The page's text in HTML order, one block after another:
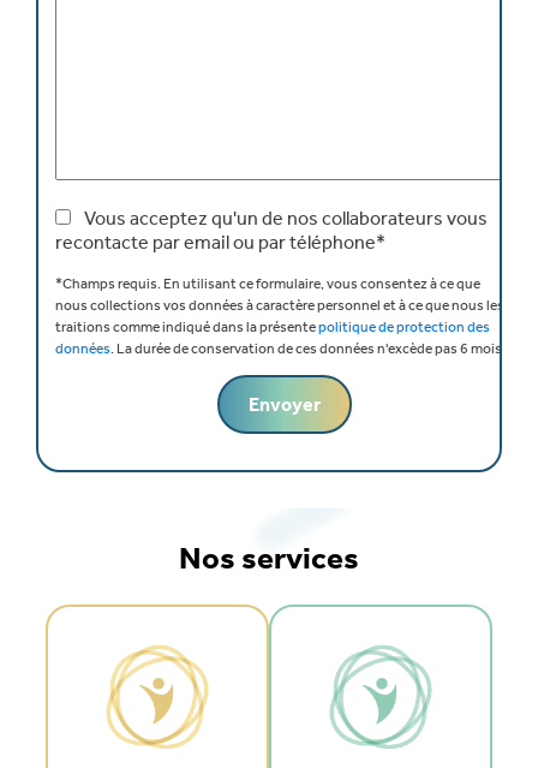
Vous acceptez qu'un de nos collaborateurs vous
recontacte par email ou par téléphone*
*Champs requis.En utilisant ce formulaire, vous consentez à ce que
nous collections vos données à caractère personnel et à ce que nous les
traitions comme indiqué dans la présentepolitique de protection des
données.La durée de conservation de ces données n'excède pas 6 mois.
Nos services